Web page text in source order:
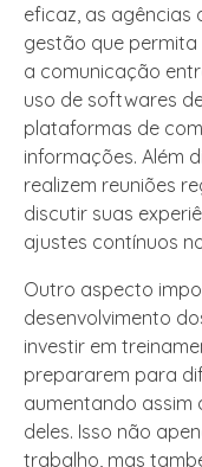
eficaz, as agências
gestão que
a comunicação
uso de softwares
plataformas de
informações. Além
realizem reuniões
discutir suas
ajustes contínuos
Outro aspecto
desenvolvimento
investir em
prepararem para
aumentando assim
deles. Isso não
trabalho, mas